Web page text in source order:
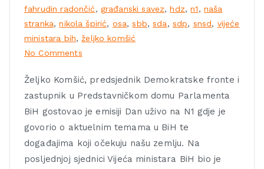
fahrudin radončić, građanski savez,hdz,n1, naša
stranka,nikola špirić, osa,sbb,sda, sdp, snsd, vijeće
ministara bih,željko komšić
No Comments
Željko Komšić, predsjednik Demokratske fronte i
zastupnik u Predstavničkom domu Parlamenta
BiH gostovao je emisiji Dan uživo na N1 gdje je
govorio o aktuelnim temama u BiH te
događajima koji očekuju našu zemlju. Na
posljednjoj sjednici Vijeća ministara BiH bio je